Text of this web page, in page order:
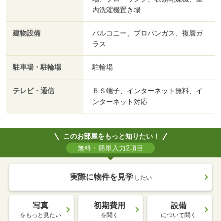
内洗濯機置き場
建物設備
バルコニー、プロパンガス、複層ガ
ラス
駐車場・駐輪場 駐輪場
テレビ・通信
ＢＳ端子、インターネット無料、イ
ンターネット対応
このお部屋をもっと知りたい！
無料・簡単入力2項目
実際に物件を見学 したい
写真
をもっと見たい
初期費用
を聞く
設備
について聞く